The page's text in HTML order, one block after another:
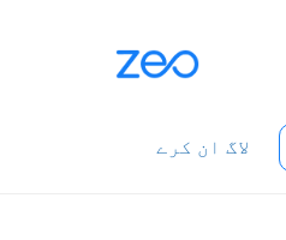
لاگ ان کرے